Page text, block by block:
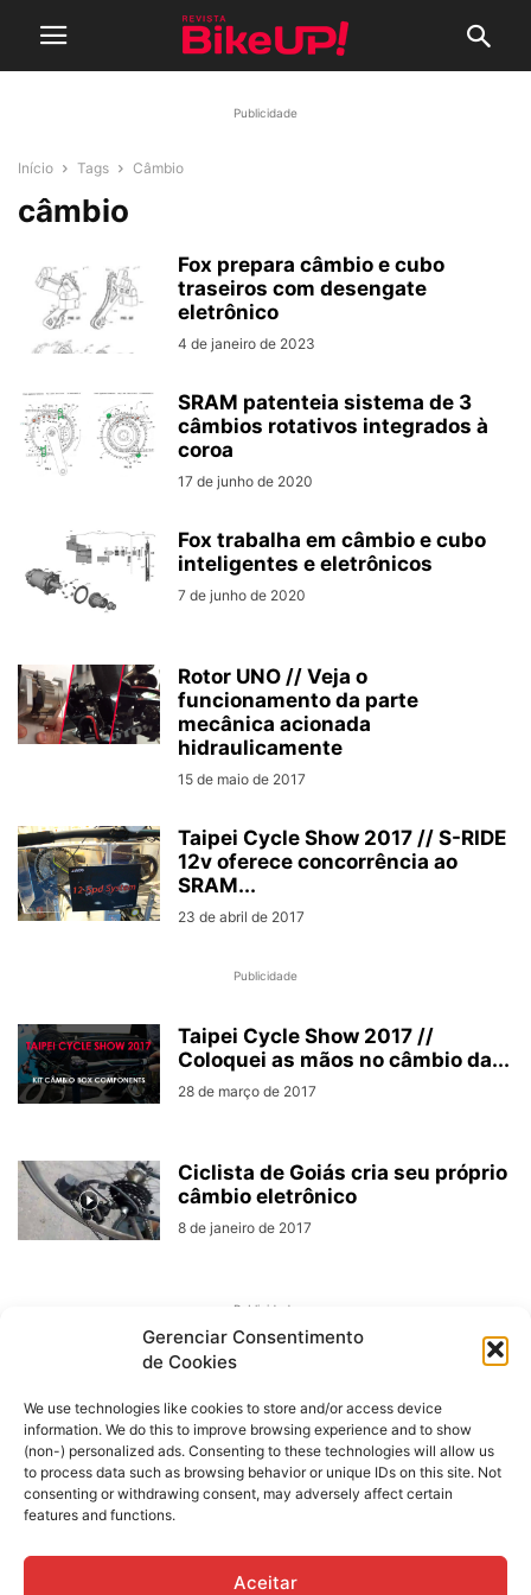
Gerenciar Consentimento
de Cookies
We use technologies like cookies to store and/or access device
information. We do this to improve browsing experience and to show
(non-) personalized ads. Consenting to these technologies will allow us
to process data such as browsing behavior or unique IDs on this site. Not
consenting or withdrawing consent, may adversely affect certain
features and functions.
Aceitar
Publicidade
Início Tags Câmbio
câmbio
Fox prepara câmbio e cubo
traseiros com desengate
eletrônico
4 de janeiro de 2023
SRAM patenteia sistema de 3
câmbios rotativos integrados à
coroa
17 de junho de 2020
Fox trabalha em câmbio e cubo
inteligentes e eletrônicos
7 de junho de 2020
Rotor UNO // Veja o
funcionamento da parte
mecânica acionada
hidraulicamente
15 de maio de 2017
Taipei Cycle Show 2017 // S-RIDE
12v oferece concorrência ao
SRAM...
23 de abril de 2017
Publicidade
Taipei Cycle Show 2017 //
Coloquei as mãos no câmbio da...
28 de março de 2017
Ciclista de Goiás cria seu próprio
câmbio eletrônico
8 de janeiro de 2017
Publicidade